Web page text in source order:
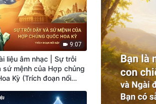
9:07
liệu âm nhạc | Sự trỗi
sứ mệnh của Hợp chủng
Kỳ (Trích đoạn nổi